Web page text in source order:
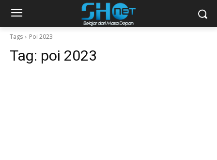
Tags Poi 2023
Tag: poi 2023